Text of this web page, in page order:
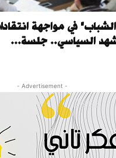
في مواجهة
السياسي.. جلسة...
- Advertisement -